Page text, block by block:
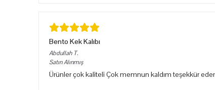
Bento Kek Kalıbı
Abdullah T.
Satın Alınmış
Ürünler çok kaliteli Çok memnun kaldım teşekkür